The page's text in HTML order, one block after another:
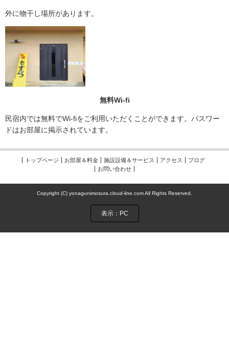
外に物干し場所があります。
無料Wi-fi
民宿内では無料でWi-fiをご利用いただくことができます。パスワー
ドはお部屋に掲示されています。
トップページ お部屋＆料金 施設設備＆サービス アクセス
ブログ
お問い合わせ
Copyright (C) yonagunimosura.cloud-line.com All Rights Reserved.
表示：PC